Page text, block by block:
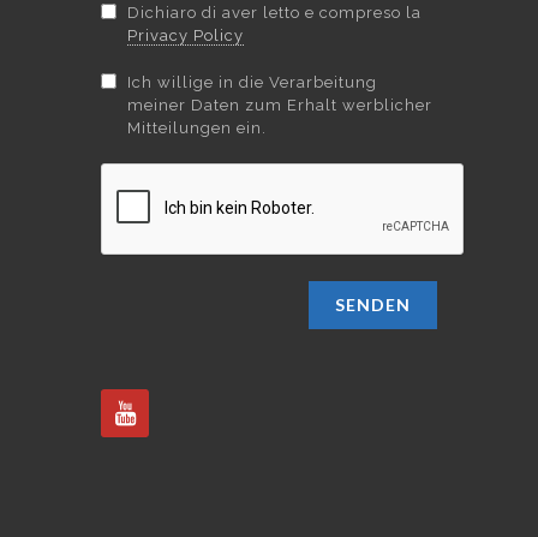
Dichiaro di aver letto e compreso la
Privacy Policy
Ich willige in die Verarbeitung
meiner Daten zum Erhalt werblicher
Mitteilungen ein.
SENDEN